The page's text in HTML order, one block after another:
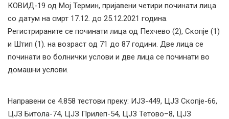
КОВИД-19 од Мој Термин, пријавени четири починати лица
со датум на смрт 17.12. до 25.12.2021 година.
Регистрираните се починати лица од Пехчево (2), Скопје (1)
и Штип (1). на возраст од 71 до 87 години. Две лица се
починати во болнички услови и две лица се починати во
домашни услови.
Направени се 4.858 тестови преку: ИЈЗ-449, ЦЈЗ Скопје-66,
ЦЈЗ Битола-74, ЦЈЗ Прилеп-54, ЦЈЗ Тетово–8, ЦЈЗ